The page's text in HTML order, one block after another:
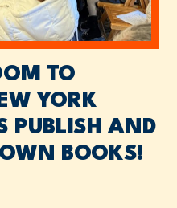
TO
YORK
PUBLISH AND
BOOKS!